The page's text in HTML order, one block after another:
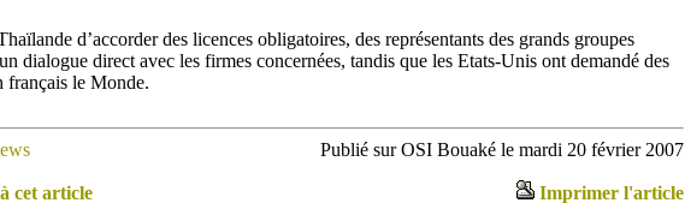
d’accorder des licences obligatoires, des représentants des grands groupes
dialogue direct avec les firmes concernées, tandis que les Etats-Unis ont demandé des
français le Monde.
Publié sur OSI Bouaké le mardi 20 février 2007
cet article Imprimer l'article